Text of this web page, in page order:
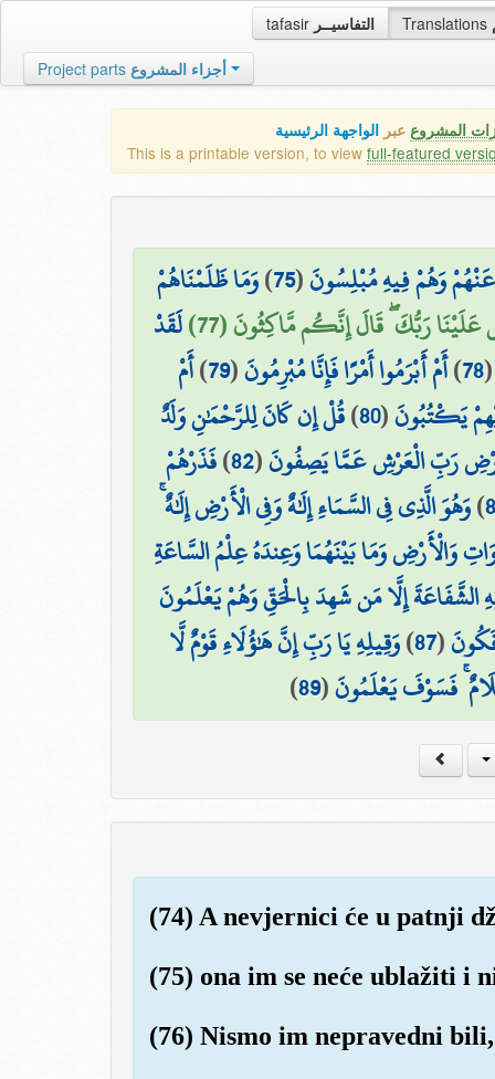
tafasir التفاسيــر Translations
Project parts أجزاء المشروع
المشروع عبر الواجهة الرئيسية
This is a printable version, to view full-featured
وَهُمْ فِيهِ مُبْلِسُونَ(
75
)وَمَا ظَلَمْنَاهُمْ
عَلَيْنَا رَبُّكَ ۖ قَالَ إِنَّكُم مَّاكِثُونَ (77)
لَقَدْ
78
)أَمْ أَبْرَمُوا أَمْرًا فَإِنَّا مُبْرِمُونَ(
79
)أَمْ
يَكْتُبُونَ(
80
)قُلْ إِن كَانَ لِلرَّحْمَٰنِ وَلَدٌ
رَبِّ الْعَرْشِ عَمَّا يَصِفُونَ(
82
)فَذَرْهُمْ
)وَهُوَ الَّذِي فِي السَّمَاءِ إِلَٰهٌ وَفِي الْأَرْضِ إِلَٰهٌ ۚ
وَالْأَرْضِ وَمَا بَيْنَهُمَا وَعِندَهُ عِلْمُ السَّاعَةِ
إِلَّا مَن شَهِدَ بِالْحَقِّ وَهُمْ يَعْلَمُونَ
(
87
)وَقِيلِهِ يَا رَبِّ إِنَّ هَٰؤُلَاءِ قَوْمٌ لَّا
فَسَوْفَ يَعْلَمُونَ(
89
)
(74) A nevjernici će u patnji
(75) ona im se neće ublažiti i
(76) Nismo im nepravedni